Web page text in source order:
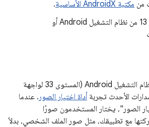
من مكتبة AndroidX الأساسية
.
استهداف الإصدار 13 من نظام التشغيل Android أو
يتضمّن الإصدار 13 من نظام التشغيل Android (المستوى 33 لواجهة
الأحدث تجربة أداة اختيار الصور . عندما
الصور"، يختار المستخدمون صورًا
مع تطبيقك، مثل صور الملف الشخصي، بدلاً